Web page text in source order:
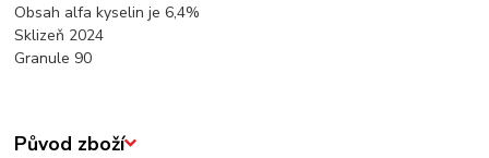
Obsah alfa kyselin je 6,4%
Sklizeň 2024
Granule 90
Původ zboží